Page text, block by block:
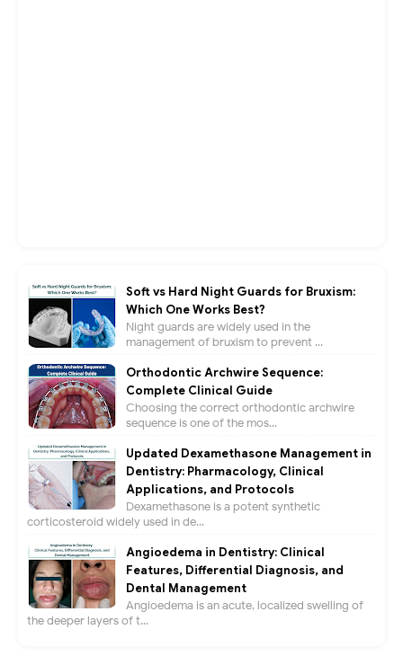
Soft vs Hard Night Guards for Bruxism:
Which One Works Best?
Night guards are widely used in the
management of bruxism to prevent ...
Orthodontic Archwire Sequence:
Complete Clinical Guide
Choosing the correct orthodontic archwire
sequence is one of the mos...
Updated Dexamethasone Management in
Dentistry: Pharmacology, Clinical
Applications, and Protocols
Dexamethasone is a potent synthetic
corticosteroid widely used in de...
Angioedema in Dentistry: Clinical
Features, Differential Diagnosis, and
Dental Management
Angioedema is an acute, localized swelling of
the deeper layers of t...